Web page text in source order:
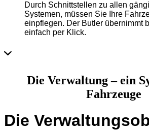
Durch Schnittstellen zu allen
Systemen, müssen Sie Ihre
einpflegen. Der Butler übernimmt
einfach per Klick.
Die Verwaltung – ein
Fahrzeuge
Die